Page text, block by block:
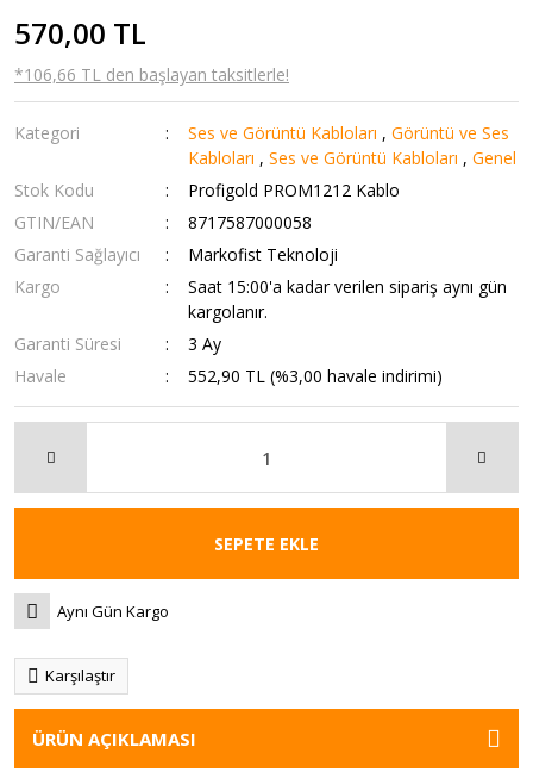
570,00 TL
*106,66 TL den başlayan taksitlerle!
Kategori Ses ve Görüntü Kabloları ,Görüntü ve Ses
Kabloları ,Ses ve Görüntü Kabloları ,Genel
Stok Kodu
Profigold PROM1212 Kablo
GTIN/EAN
8717587000058
Garanti Sağlayıcı
Markofist Teknoloji
Kargo
Saat 15:00'a kadar verilen sipariş aynı gün
kargolanır.
Garanti Süresi
3 Ay
Havale
552,90 TL (%3,00 havale indirimi)
SEPETE EKLE
Aynı Gün Kargo
Karşılaştır
ÜRÜN AÇIKLAMASI